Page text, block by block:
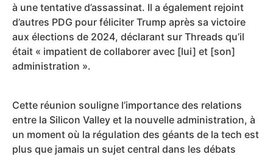
à une tentative d’assassinat. Il a également rejoint
d’autres PDG pour féliciter Trump après sa victoire
aux élections de 2024, déclarant sur Threads qu’il
était « impatient de collaborer avec [lui] et [son]
administration ».
Cette réunion souligne l’importance des relations
entre la Silicon Valley et la nouvelle administration, à
un moment où la régulation des géants de la tech est
plus que jamais un sujet central dans les débats